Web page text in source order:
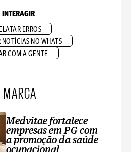
INTERAGIR
ERROS
NOTÍCIAS NO WHATS
COM A GENTE
MARCA
Medvitae fortalece
empresas em PG com
a promoção da saúde
ocupacional